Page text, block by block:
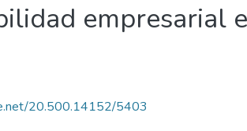
empresarial
20.500.14152/5403